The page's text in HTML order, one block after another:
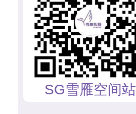
SG雪雁空间站